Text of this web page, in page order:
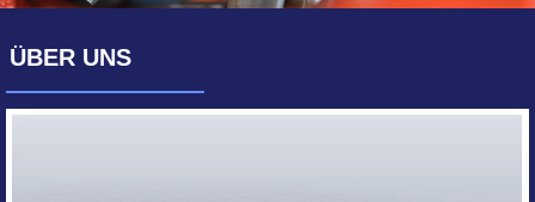
ÜBER UNS